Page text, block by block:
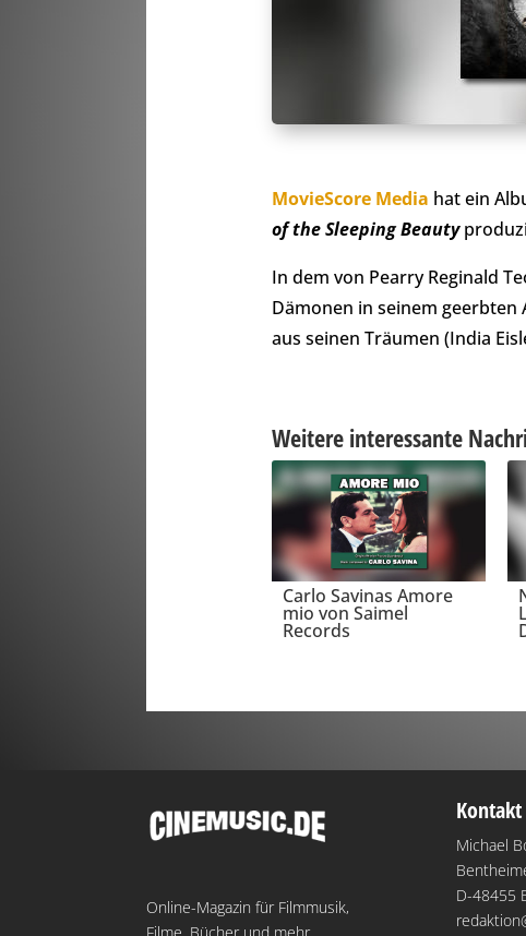
MovieScore Media hat ein
of the Sleeping Beauty
In dem von Pearry Reginald
Dämonen in seinem geerbten
aus seinen Träumen (India
Weitere interessante
Carlo Savinas Amore
mio von Saimel
Records
Online-Magazin für Filmmusik,
Filme, Bücher und mehr
Kontakt
Michael
D-48455